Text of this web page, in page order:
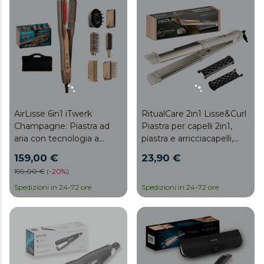
AirLisse 6in1 iTwerk
Champagne: Piastra ad
aria con tecnologia a
modalità di utilizzo,
plasma, 6 accessori
159,00 €
199,00 € (-20%)
Spedizioni in 24-72 ore
RitualCare 2in1 Lisse&Curl
Piastra per capelli 2in1,
piastra e arricciacapelli,
170°-230°C, tecnologia
23,90 €
Spedizioni in 24-72 ore